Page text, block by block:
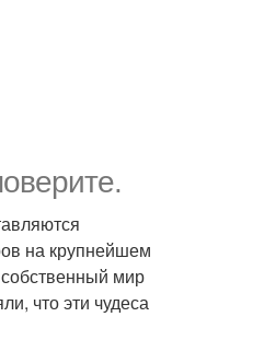
на крупнейшем
мир
что эти чудеса